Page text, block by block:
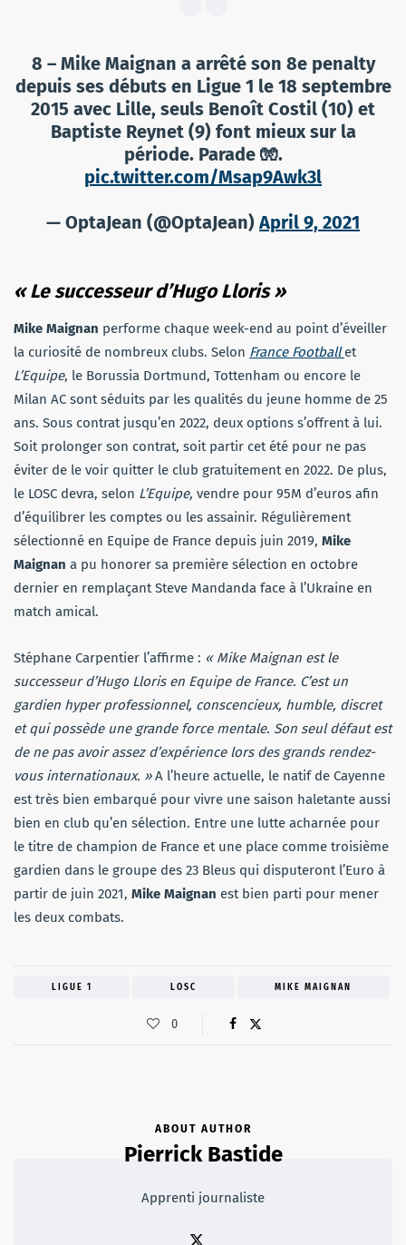
8 – Mike Maignan a arrêté son 8e penalty
depuis ses débuts en Ligue 1 le 18 septembre
2015 avec Lille, seuls Benoît Costil (10) et
Baptiste Reynet (9) font mieux sur la
période. Parade 🧤.
pic.twitter.com/Msap9Awk3l
— OptaJean (@OptaJean)April 9, 2021
« Le successeur d’Hugo Lloris »
Mike Maignan performe chaque week-end au point d’éveiller
la curiosité de nombreux clubs. Selon France Footballet
L’Equipe, le Borussia Dortmund, Tottenham ou encore le
Milan AC sont séduits par les qualités du jeune homme de 25
ans. Sous contrat jusqu’en 2022, deux options s’offrent à lui.
Soit prolonger son contrat, soit partir cet été pour ne pas
éviter de le voir quitter le club gratuitement en 2022. De plus,
le LOSC devra, selon L’Equipe, vendre pour 95M d’euros afin
d’équilibrer les comptes ou les assainir. Régulièrement
sélectionné en Equipe de France depuis juin 2019, Mike
Maignan a pu honorer sa première sélection en octobre
dernier en remplaçant Steve Mandanda face à l’Ukraine en
match amical.
Stéphane Carpentier l’affirme : « Mike Maignan est le
successeur d’Hugo Lloris en Equipe de France. C’est un
gardien hyper professionnel, conscencieux, humble, discret
et qui possède une grande force mentale. Son seul défaut est
de ne pas avoir assez d’expérience lors des grands rendez-
vous internationaux. »A l’heure actuelle, le natif de Cayenne
est très bien embarqué pour vivre une saison haletante aussi
bien en club qu’en sélection. Entre une lutte acharnée pour
le titre de champion de France et une place comme troisième
gardien dans le groupe des 23 Bleus qui disputeront l’Euro à
partir de juin 2021, Mike Maignan est bien parti pour mener
les deux combats.
LIGUE 1 LOSC MIKE MAIGNAN
0
ABOUT AUTHOR
Pierrick Bastide
Apprenti journaliste